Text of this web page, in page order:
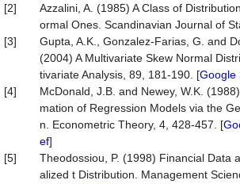
[2]
Azzalini, A. (1985) A Class of
ormal Ones. Scandinavian Journal of
[3]
Gupta, A.K., Gonzalez-Farias, G. and
(2004) A Multivariate Skew Normal
tivariate Analysis, 89, 181-190. [Google
[4]
McDonald, J.B. and Newey, W.K.
mation of Regression Models via the
n. Econometric Theory, 4, 428-457. [
ef]
[5]
Theodossiou, P. (1998) Financial Data
alized t Distribution. Management